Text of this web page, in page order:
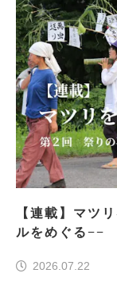
【連載】マツ
ルをめぐる−−
2026.07.22